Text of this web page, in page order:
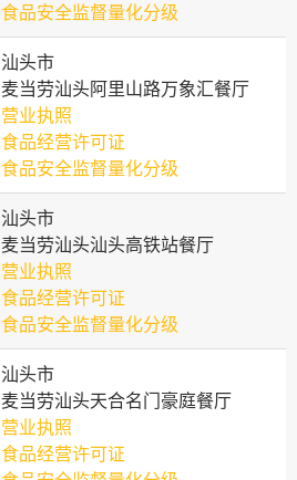
食品安全监督量化分级
汕头市
麦当劳汕头阿里山路万象汇餐厅
营业执照
食品经营许可证
食品安全监督量化分级
汕头市
麦当劳汕头汕头高铁站餐厅
营业执照
食品经营许可证
食品安全监督量化分级
汕头市
麦当劳汕头天合名门豪庭餐厅
营业执照
食品经营许可证